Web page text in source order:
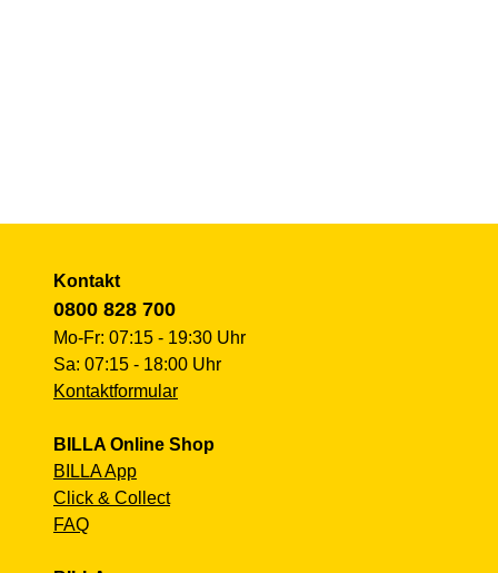
Kontakt
0800 828 700
Mo-Fr: 07:15 - 19:30 Uhr
Sa: 07:15 - 18:00 Uhr
Kontaktformular
BILLA Online Shop
BILLA App
Click & Collect
FAQ